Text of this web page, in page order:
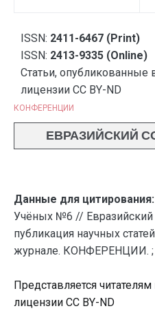
ISSN: 2411-6467 (Print)
ISSN: 2413-9335 (Online)
Статьи, опубликованные
лицензии CC BY-ND
КОНФЕРЕНЦИИ
ЕВРАЗИЙСКИЙ
Данные для цитирования:
Учёных №6 //
публикация научных
журнале. КОНФЕРЕНЦИИ. ;
Представляется
лицензии CC BY-ND